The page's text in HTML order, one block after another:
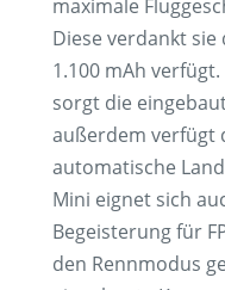
maximale
Diese verdankt sie
1.100 mAh
sorgt die
außerdem verfügt
automatische
Mini eignet sich
Begeisterung für
den Rennmodus